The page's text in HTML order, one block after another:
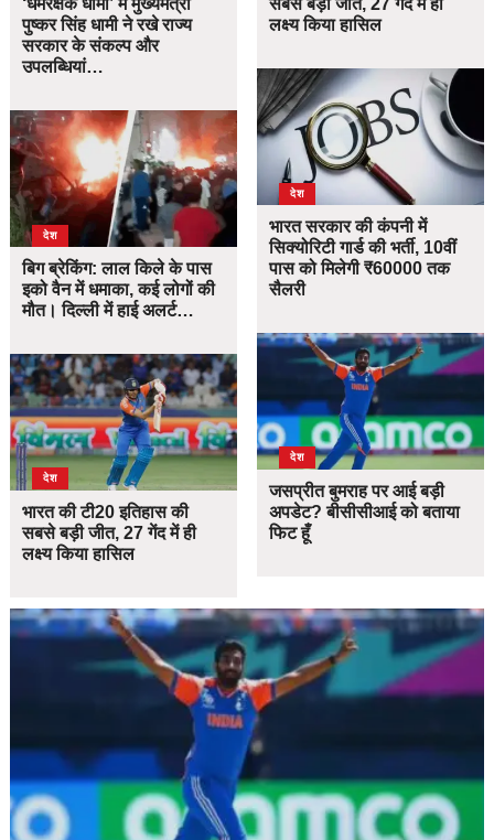
‘धर्मरक्षक धामी’ में मुख्यमंत्री
पुष्कर सिंह धामी ने रखे राज्य
सरकार के संकल्प और
उपलब्धियां…
देश
बिग ब्रेकिंग: लाल किले के पास
इको वैन में धमाका, कई लोगों की
मौत। दिल्ली में हाई अलर्ट…
देश
भारत की टी20 इतिहास की
सबसे बड़ी जीत, 27 गेंद में ही
लक्ष्य किया हासिल
सबसे बड़ी जीत, 27 गेंद में ही
लक्ष्य किया हासिल
देश
भारत सरकार की कंपनी में
सिक्योरिटी गार्ड की भर्ती, 10वीं
पास को मिलेगी ₹60000 तक
सैलरी
देश
जसप्रीत बुमराह पर आई बड़ी
अपडेट? बीसीसीआई को बताया
फिट हूँ